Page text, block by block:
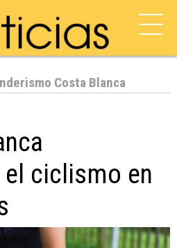
Costa Blanca
ciclismo en